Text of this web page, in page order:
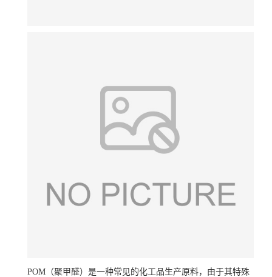
POM（聚甲醛）是一种常见的化工品生产原料，由于其特殊